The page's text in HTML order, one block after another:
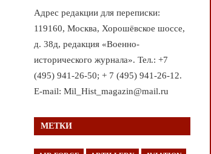
Адрес редакции для переписки:
119160, Москва, Хорошёвское шоссе,
д. 38д, редакция «Военно-
исторического журнала». Тел.: +7
(495) 941-26-50; + 7 (495) 941-26-12.
E-mail: Mil_Hist_magazin@mail.ru
МЕТКИ